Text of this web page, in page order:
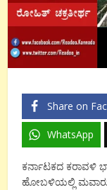
Share on
WhatsApp
ಕರ್ನಾಟಕದ ಕರಾವಳಿ
ಹೋಬಳಿಯಲ್ಲಿ